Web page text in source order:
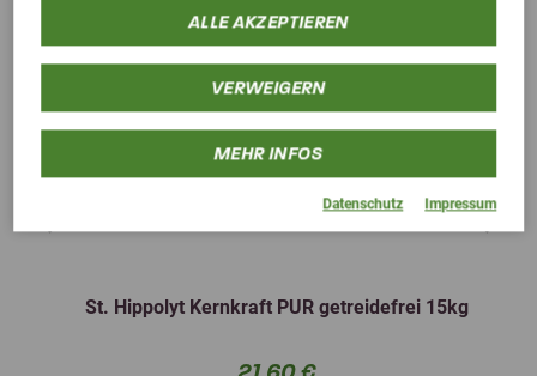
ALLE AKZEPTIEREN
VERWEIGERN
MEHR INFOS
Datenschutz Impressum
St. Hippolyt Kernkraft PUR getreidefrei 15kg